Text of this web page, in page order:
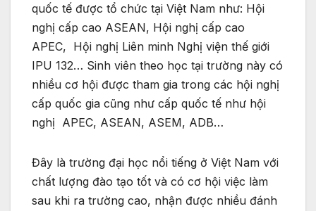
quốc tế được tổ chức tại Việt Nam như: Hội
nghị cấp cao ASEAN, Hội nghị cấp cao
APEC, Hội nghị Liên minh Nghị viện thế giới
IPU 132… Sinh viên theo học tại trường này có
nhiều cơ hội được tham gia trong các hội nghị
cấp quốc gia cũng như cấp quốc tế như hội
nghị APEC, ASEAN, ASEM, ADB…
Đây là trường đại học nổi tiếng ở Việt Nam với
chất lượng đào tạo tốt và có cơ hội việc làm
sau khi ra trường cao, nhận được nhiều đánh